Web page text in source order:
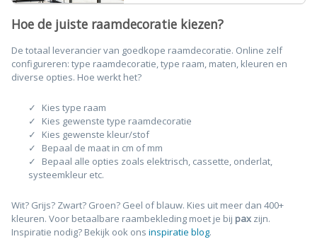
Hoe de juiste raamdecoratie kiezen?
De totaal leverancier van goedkope raamdecoratie. Online zelf
configureren: type raamdecoratie, type raam, maten, kleuren en
diverse opties. Hoe werkt het?
Kies type raam
Kies gewenste type raamdecoratie
Kies gewenste kleur/stof
Bepaal de maat in cm of mm
Bepaal alle opties zoals elektrisch, cassette, onderlat,
systeemkleur etc.
Wit? Grijs? Zwart? Groen? Geel of blauw. Kies uit meer dan 400+
kleuren. Voor betaalbare raambekleding moet je bij pax zijn.
Inspiratie nodig? Bekijk ook ons inspiratie blog.